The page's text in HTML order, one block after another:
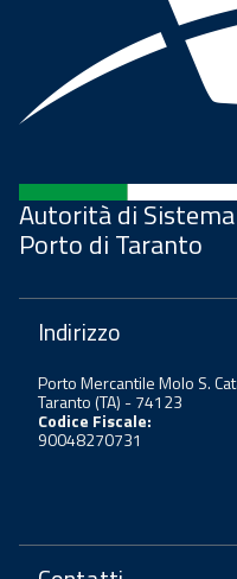
Autorità di
Porto di Taranto
Indirizzo
Porto Mercantile Molo S.
Taranto (TA) - 74123
Codice Fiscale:
90048270731